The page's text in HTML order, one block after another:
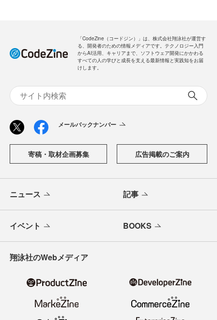
「CodeZine（コードジン）」は、株式会社翔泳社が運営す
る、開発者のための情報メディアです。テクノロジー入門
からAI活用、キャリアまで、ソフトウェア開発にかかわる
すべての人の学びと成長を支える最新情報と実践知をお届
けします。
メールバックナンバー
寄稿・取材企画募集 広告掲載のご案内
ニュース 記事
イベント BOOKS
翔泳社のWebメディア